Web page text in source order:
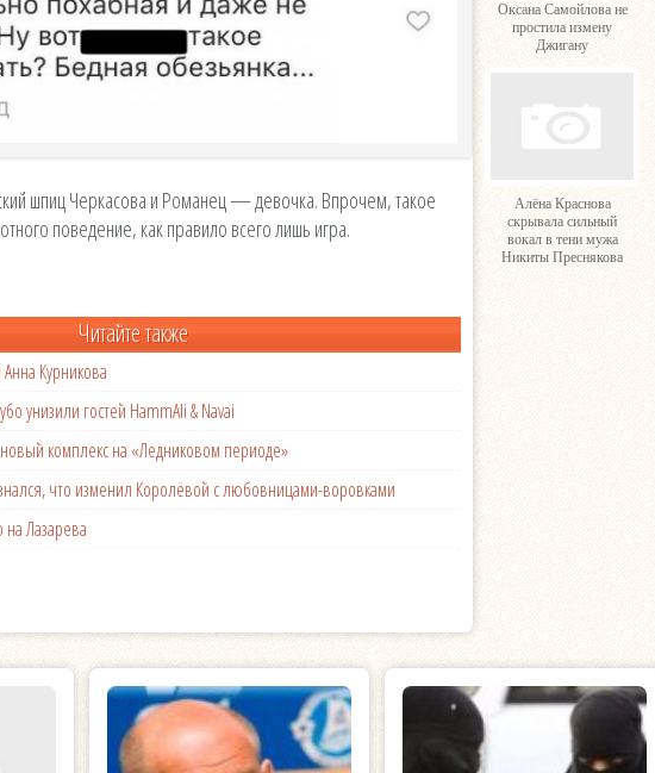
шпиц Черкасова и Романец — девочка. Впрочем, такое
поведение, как правило всего лишь игра.
Читайте также
Курникова
унизили гостей HammAli & Navai
комплекс на «Ледниковом периоде»
что изменил Королёвой с любовницами-воровками
Лазарева
Оксана Самойлова не
простила измену
Джигану
Алёна Краснова
скрывала сильный
вокал в тени мужа
Никиты Преснякова